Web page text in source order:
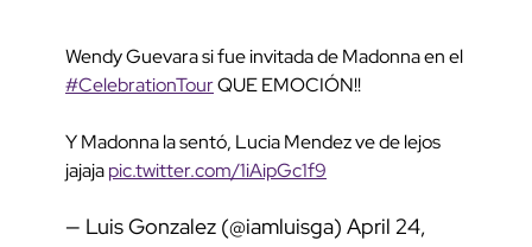
Wendy Guevara si fue invitada de Madonna en el
#CelebrationTourQUE EMOCIÓN!!
Y Madonna la sentó, Lucia Mendez ve de lejos
jajajapic.twitter.com/1iAipGc1f9
— Luis Gonzalez (@iamluisga) April 24,